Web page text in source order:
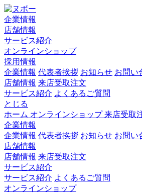
企業情報
店舗情報
サービス紹介
オンラインショップ
採用情報
企業情報 代表者挨拶 お知らせ お問い
店舗情報 来店受取注文
サービス紹介 よくあるご質問
とじる
ホーム オンラインショップ来店受取
企業情報
企業情報 代表者挨拶 お知らせ お問い
店舗情報
店舗情報 来店受取注文
サービス紹介
サービス紹介 よくあるご質問
オンラインショップ